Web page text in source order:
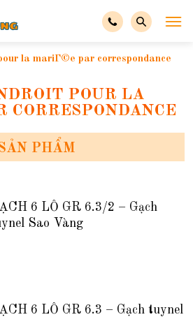
la mariГ©e par correspondance
POUR LA
CORRESPONDANCE
PHẨM
6 LỖ GR 6.3/2 – Gạch
Sao Vàng
6 LỖ GR 6.3 – Gạch tuynel